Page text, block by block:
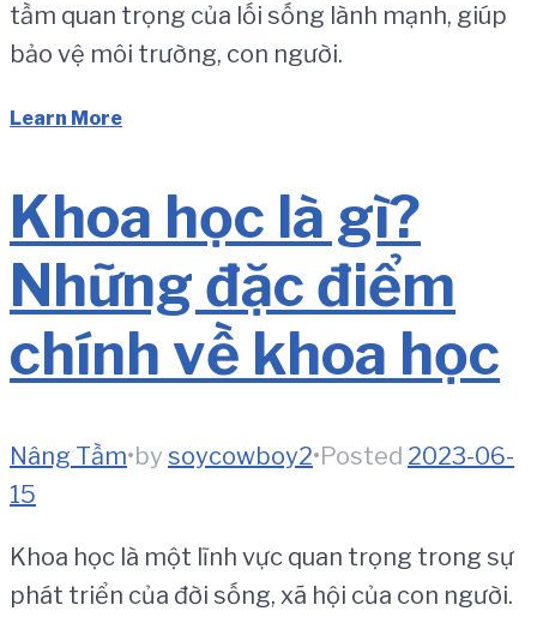
tầm quan trọng của lối sống lành mạnh, giúp
bảo vệ môi trường, con người.
Learn More
Khoa học là gì?
Những đặc điểm
chính về khoa học
Nâng Tầm•by soycowboy2•Posted 2023-06-
15
Khoa học là một lĩnh vực quan trọng trong sự
phát triển của đời sống, xã hội của con người.